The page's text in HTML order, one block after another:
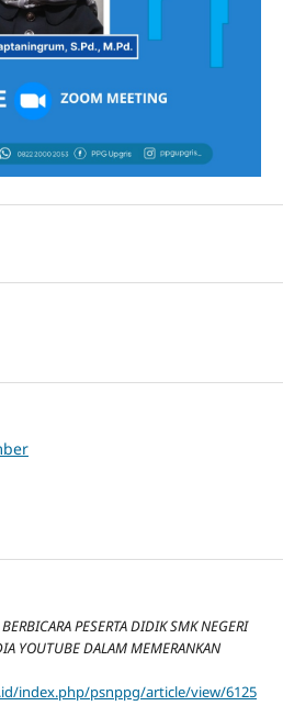
PESERTA DIDIK SMK NEGERI
YOUTUBE DALAM MEMERANKAN
index.php/psnppg/article/view/6125